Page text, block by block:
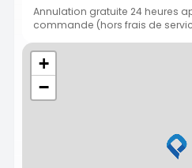
Annulation gratuite 24 heures
commande (hors frais de
+
−